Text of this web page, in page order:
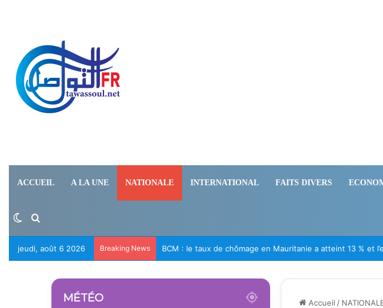
ACCUEIL A LA UNE NATIONALE INTERNATIONAL FAITS DIVERS
Switch skin
Rechercher
jeudi, août 6 2026 Breaking News Le RFD appelle à la libération des Mauritaniens détenus au
Accueil /
MÉTÉO